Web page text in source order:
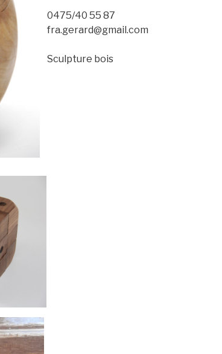
0475/40 55 87
fra.gerard@gmail.com
Sculpture bois